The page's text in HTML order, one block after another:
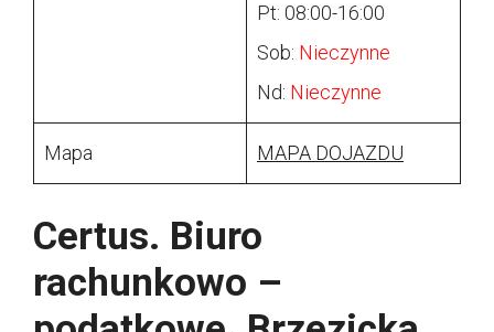
Pt: 08:00-16:00
Sob: Nieczynne
Nd: Nieczynne
Mapa MAPA DOJAZDU
Certus. Biuro
rachunkowo –